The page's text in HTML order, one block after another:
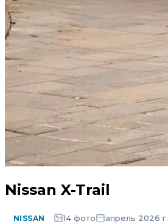
Nissan X-Trail
NISSAN 14 фото апрель 2026 г.